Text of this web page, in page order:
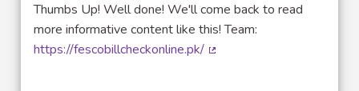
Thumbs Up! Well done! We'll come back to read
more informative content like this! Team:
https://fescobillcheckonline.pk/